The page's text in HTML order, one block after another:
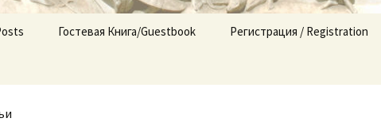
Гостевая Книга/Guestbook Регистрация / Registration